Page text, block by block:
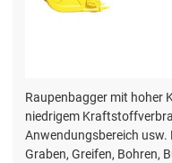
Raupenbagger mit hoher
niedrigem
Anwendungsbereich
Graben, Greifen, Bohren,